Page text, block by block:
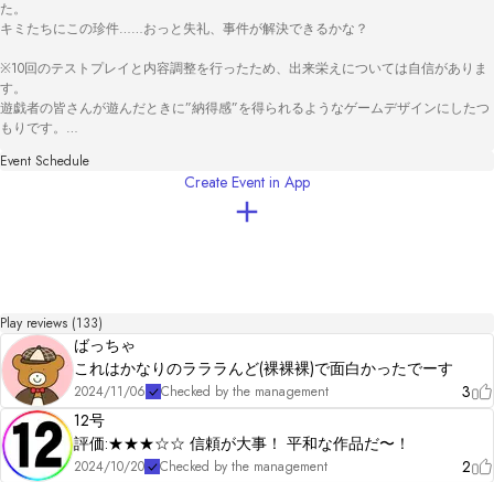
た。
キミたちにこの珍件……おっと失礼、事件が解決できるかな？
※10回のテストプレイと内容調整を行ったため、出来栄えについては自信がありま
す。
遊戯者の皆さんが遊んだときに”納得感”を得られるようなゲームデザインにしたつ
もりです。
「せっかく遊ぶなら、出来栄えの良い作品を遊びたいな」と思っている遊戯者様に
Event Schedule
Create Event in App
Play reviews (133)
ばっちゃ
これはかなりのラララんど(裸裸裸)で面白かったでーす
2024/11/06 Checked by the management
3
12号
評価:★★★☆☆ 信頼が大事！ 平和な作品だ〜！
2024/10/20 Checked by the management
2